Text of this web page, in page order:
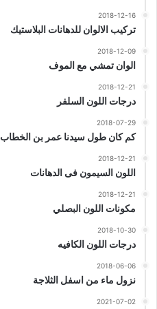
2018-12-16
تركيب الالوان للدهانات البلاستيك
2018-12-09
الوان تمشي مع الموف
2018-12-21
درجات اللون السلفر
2018-07-29
كم كان طول سيدنا عمر بن الخطاب
2018-12-21
اللون السيمون فى الدهانات
2018-12-21
مكونات اللون البصلي
2018-10-30
درجات اللون الكافيه
2018-06-06
نزول ماء من اسفل الثلاجة
2021-07-02